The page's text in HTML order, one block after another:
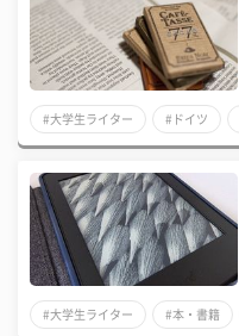
#大学生ライター #ドイツ
#大学生ライター #本・書籍